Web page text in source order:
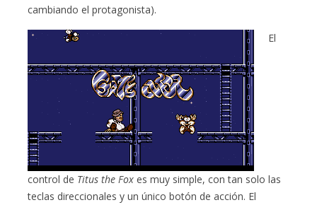
cambiando el protagonista).
El
control de Titus the Fox es muy simple, con tan solo las
teclas direccionales y un único botón de acción. El